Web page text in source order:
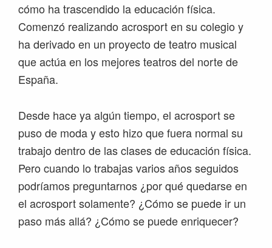
cómo ha trascendido la educación física.
Comenzó realizando acrosport en su colegio y
ha derivado en un proyecto de teatro musical
que actúa en los mejores teatros del norte de
España.
Desde hace ya algún tiempo, el acrosport se
puso de moda y esto hizo que fuera normal su
trabajo dentro de las clases de educación física.
Pero cuando lo trabajas varios años seguidos
podríamos preguntarnos ¿por qué quedarse en
el acrosport solamente? ¿Cómo se puede ir un
paso más allá? ¿Cómo se puede enriquecer?